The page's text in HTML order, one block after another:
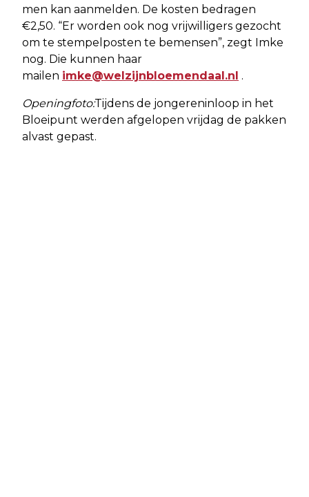
men kan aanmelden. De kosten bedragen
€2,50. “Er worden ook nog vrijwilligers gezocht
om te stempelposten te bemensen”, zegt Imke
nog. Die kunnen haar
mailen imke@welzijnbloemendaal.nl .
Openingfoto:Tijdens de jongereninloop in het
Bloeipunt werden afgelopen vrijdag de pakken
alvast gepast.